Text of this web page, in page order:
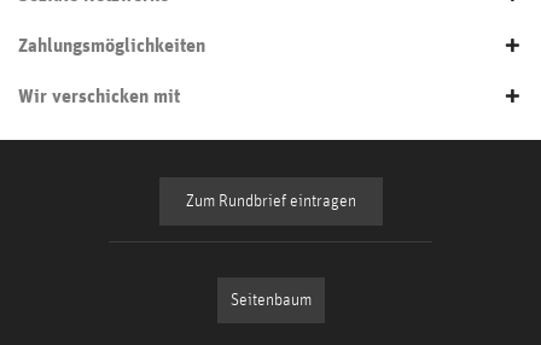
Zahlungsmöglichkeiten
Wir verschicken mit
Zum Rundbrief eintragen
Seitenbaum